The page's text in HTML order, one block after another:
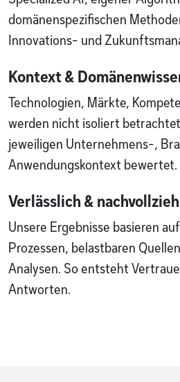
domänenspezifischen
Innovations- und
Kontext &
Technologien, Märkte,
werden nicht isoliert
jeweiligen Unternehmens-,
Anwendungskontext bewertet.
Verlässlich &
Unsere Ergebnisse basieren
Prozessen, belastbaren
Analysen. So entsteht
Antworten.